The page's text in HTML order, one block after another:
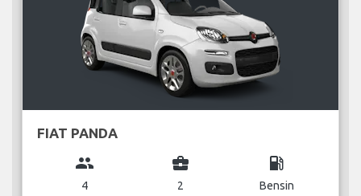
FIAT PANDA
group
4
business_center
2
local_gas_station
Bensin